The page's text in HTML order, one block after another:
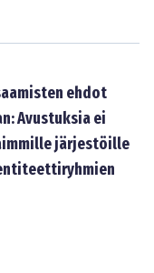
ehdot
Avustuksia ei
järjestöille